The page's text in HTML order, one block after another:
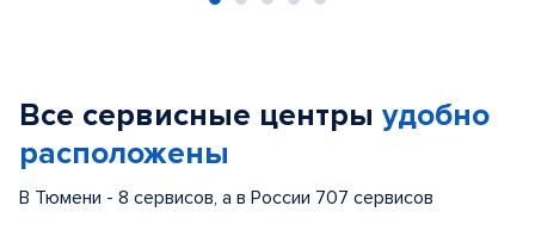
Все сервисные центры удобно
расположены
В Тюмени - 8 сервисов, а в России 707 сервисов